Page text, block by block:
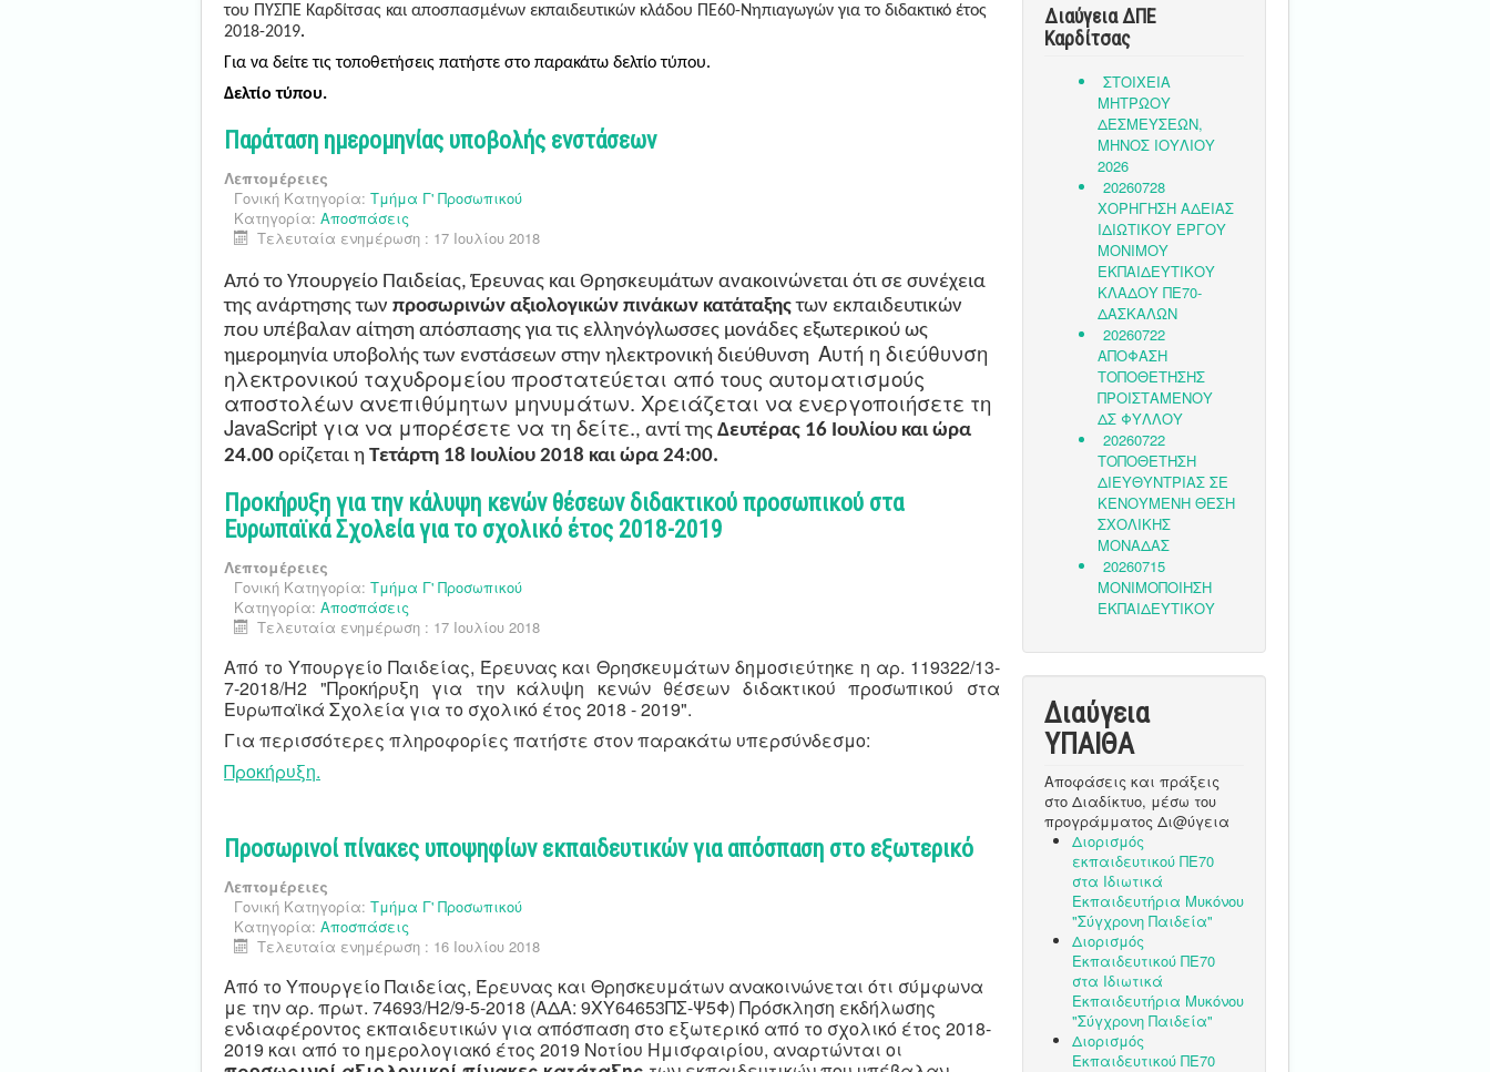
του ΠΥΣΠΕ Καρδίτσας και αποσπασμένων εκπαιδευτικών κλάδου ΠΕ60-Νηπιαγωγών για το διδακτικό έτος
2018-2019.
Για να δείτε τις τοποθετήσεις πατήστε στο παρακάτω δελτίο τύπου.
Δελτίο τύπου.
Παράταση ημερομηνίας υποβολής ενστάσεων
Λεπτομέρειες
Γονική Κατηγορία: Τμήμα Γ' Προσωπικού
Κατηγορία: Αποσπάσεις
Τελευταία ενημέρωση : 17 Ιουλίου 2018
Από το Υπουργείο Παιδείας, Έρευνας και Θρησκευμάτων ανακοινώνεται ότι σε συνέχεια
της ανάρτησης των προσωρινών αξιολογικών πινάκων κατάταξηςτων εκπαιδευτικών
που υπέβαλαν αίτηση απόσπασης για τις ελληνόγλωσσες μονάδες εξωτερικού ως
ημερομηνία υποβολής των ενστάσεων στην ηλεκτρονική διεύθυνση Αυτή η διεύθυνση
ηλεκτρονικού ταχυδρομείου προστατεύεται από τους αυτοματισμούς
αποστολέων ανεπιθύμητων μηνυμάτων. Χρειάζεται να ενεργοποιήσετε τη
JavaScript για να μπορέσετε να τη δείτε., αντί της Δευτέρας 16 Ιουλίου και ώρα
24.00 ορίζεται η Τετάρτη 18 Ιουλίου 2018 και ώρα 24:00.
Προκήρυξη για την κάλυψη κενών θέσεων διδακτικού προσωπικού στα
Ευρωπαϊκά Σχολεία για το σχολικό έτος 2018-2019
Λεπτομέρειες
Γονική Κατηγορία: Τμήμα Γ' Προσωπικού
Κατηγορία: Αποσπάσεις
Τελευταία ενημέρωση : 17 Ιουλίου 2018
Από το Υπουργείο Παιδείας, Έρευνας και Θρησκευμάτων δημοσιεύτηκε η αρ. 119322/13-
7-2018/Η2 "Προκήρυξη για την κάλυψη κενών θέσεων διδακτικού προσωπικού στα
Ευρωπαϊκά Σχολεία για το σχολικό έτος 2018 - 2019".
Για περισσότερες πληροφορίες πατήστε στον παρακάτω υπερσύνδεσμο:
Προκήρυξη.
Προσωρινοί πίνακες υποψηφίων εκπαιδευτικών για απόσπαση στο εξωτερικό
Λεπτομέρειες
Γονική Κατηγορία: Τμήμα Γ' Προσωπικού
Κατηγορία: Αποσπάσεις
Τελευταία ενημέρωση : 16 Ιουλίου 2018
Από το Υπουργείο Παιδείας, Έρευνας και Θρησκευμάτων ανακοινώνεται ότι σύμφωνα
με την αρ. πρωτ. 74693/Η2/9-5-2018 (ΑΔΑ: 9ΧΥ64653ΠΣ-Ψ5Φ) Πρόσκληση εκδήλωσης
ενδιαφέροντος εκπαιδευτικών για απόσπαση στο εξωτερικό από το σχολικό έτος 2018-
2019 και από το ημερολογιακό έτος 2019 Νοτίου Ημισφαιρίου, αναρτώνται οι
Διαύγεια ΔΠΕ
Καρδίτσας
Διαύγεια
ΥΠΑΙΘA
Αποφάσεις και πράξεις
στο Διαδίκτυο, μέσω του
προγράμματος Δι@ύγεια
Διορισμός
εκπαιδευτικού ΠΕ70
στα Ιδιωτικά
Εκπαιδευτήρια Μυκόνου
"Σύγχρονη Παιδεία"
Διορισμός
Εκπαιδευτικού ΠΕ70
στα Ιδιωτικά
Εκπαιδευτήρια Μυκόνου
"Σύγχρονη Παιδεία"
Διορισμός
Εκπαιδευτικού ΠΕ70